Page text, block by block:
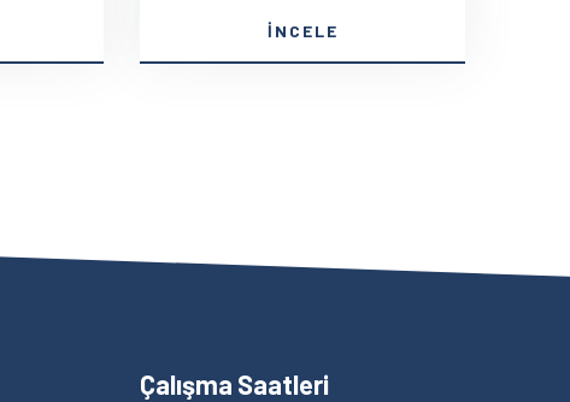
İNCELE
Çalışma Saatleri